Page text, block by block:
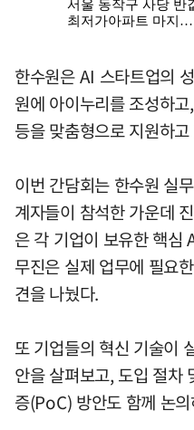
한수원은 AI 스타트업의
원에 아이누리를 조성하
등을 맞춤형으로 지원하
이번 간담회는 한수원 실
계자들이 참석한 가운데
은 각 기업이 보유한 핵심
무진은 실제 업무에 필요
견을 나눴다.
또 기업들의 혁신 기술이
안을 살펴보고, 도입 절차
증(PoC) 방안도 함께 논